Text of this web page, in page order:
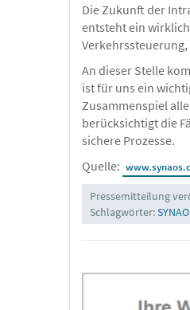
Die Zukunft der
entsteht ein
An dieser Stelle
ist für uns ein
Zusammenspiel
berücksichtigt die
sichere Prozesse.
Quelle:
Pressemitteilung
Schlagwörter: